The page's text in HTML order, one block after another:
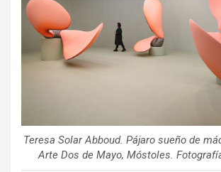
Teresa Solar Abboud. Pájaro sueño de
Arte Dos de Mayo, Móstoles.